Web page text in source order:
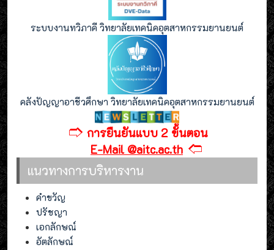
ระบบงานทวิภาคี วิทยาลัยเทคนิคอุตสาหกรรมยานยนต์
คลังปัญญาอาชีวศึกษา วิทยาลัยเทคนิคอุตสาหกรรมยานยนต์
🢣 การยืนยันแบบ 2 ขั้นตอน
E-Mail @aitc.ac.th 🢢
แนวทางการบริหารงาน
คำขวัญ
ปรัชญา
เอกลักษณ์
อัตลักษณ์